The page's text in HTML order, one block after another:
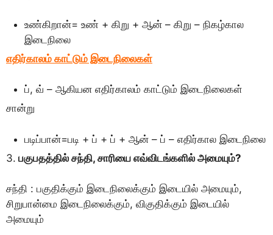
உண்கிறான்= உண் + கிறு + ஆன் – கிறு – நிகழ்கால
இடைநிலை
எதிர்காலம் காட்டும் இடைநிலைகள்
ப், வ் – ஆகியன எதிர்காலம் காட்டும் இடைநிலைகள்
சான்று
படிப்பான்=படி + ப் + ப் + ஆன் – ப் – எதிர்கால இடைநிலை
3. பகுபதத்தில் சந்தி, சாரியை எவ்விடங்களில் அமையும்?
சந்தி : பகுதிக்கும் இடைநிலைக்கும் இடையில் அமையும்,
சிறுபான்மை இடைநிலைக்கும், விகுதிக்கும் இடையில்
அமையும்